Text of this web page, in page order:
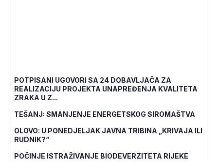
POTPISANI UGOVORI SA 24 DOBAVLJAČA ZA
REALIZACIJU PROJEKTA UNAPREĐENJA KVALITETA
ZRAKA U Z...
TEŠANJ: SMANJENJE ENERGETSKOG SIROMAŠTVA
OLOVO: U PONEDJELJAK JAVNA TRIBINA „KRIVAJA ILI
RUDNIK?“
POČINJE ISTRAŽIVANJE BIODEVERZITETA RIJEKE